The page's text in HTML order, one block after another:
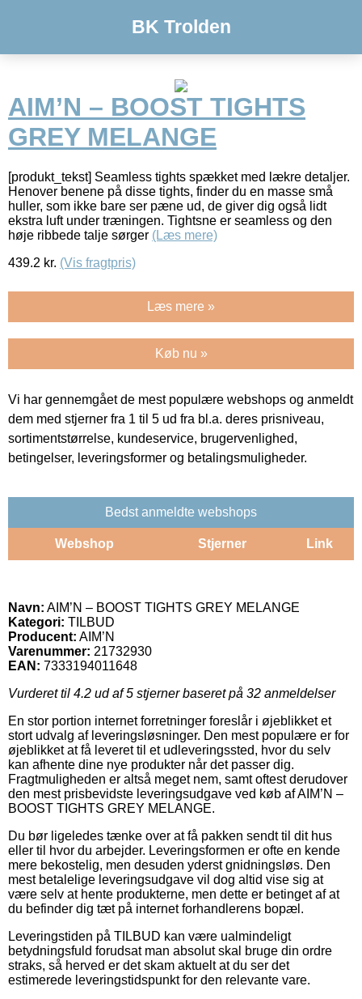
BK Trolden
AIM’N – BOOST TIGHTS
GREY MELANGE
[produkt_tekst] Seamless tights spækket med lækre detaljer.
Henover benene på disse tights, finder du en masse små
huller, som ikke bare ser pæne ud, de giver dig også lidt
ekstra luft under træningen. Tightsne er seamless og den
høje ribbede talje sørger (Læs mere)
439.2 kr. (Vis fragtpris)
Læs mere »
Køb nu »
Vi har gennemgået de mest populære webshops og anmeldt
dem med stjerner fra 1 til 5 ud fra bl.a. deres prisniveau,
sortimentstørrelse, kundeservice, brugervenlighed,
betingelser, leveringsformer og betalingsmuligheder.
Bedst anmeldte webshops
Webshop Stjerner Link
Navn: AIM’N – BOOST TIGHTS GREY MELANGE
Kategori: TILBUD
Producent: AIM’N
Varenummer: 21732930
EAN: 7333194011648
Vurderet til 4.2 ud af 5 stjerner baseret på 32 anmeldelser
En stor portion internet forretninger foreslår i øjeblikket et
stort udvalg af leveringsløsninger. Den mest populære er for
øjeblikket at få leveret til et udleveringssted, hvor du selv
kan afhente dine nye produkter når det passer dig.
Fragtmuligheden er altså meget nem, samt oftest derudover
den mest prisbevidste leveringsudgave ved køb af AIM’N –
BOOST TIGHTS GREY MELANGE.
Du bør ligeledes tænke over at få pakken sendt til dit hus
eller til hvor du arbejder. Leveringsformen er ofte en kende
mere bekostelig, men desuden yderst gnidningsløs. Den
mest betalelige leveringsudgave vil dog altid vise sig at
være selv at hente produkterne, men dette er betinget af at
du befinder dig tæt på internet forhandlerens bopæl.
Leveringstiden på TILBUD kan være ualmindeligt
betydningsfuld forudsat man absolut skal bruge din ordre
straks, så herved er det skam aktuelt at du ser det
estimerede leveringstidspunkt for den relevante vare.